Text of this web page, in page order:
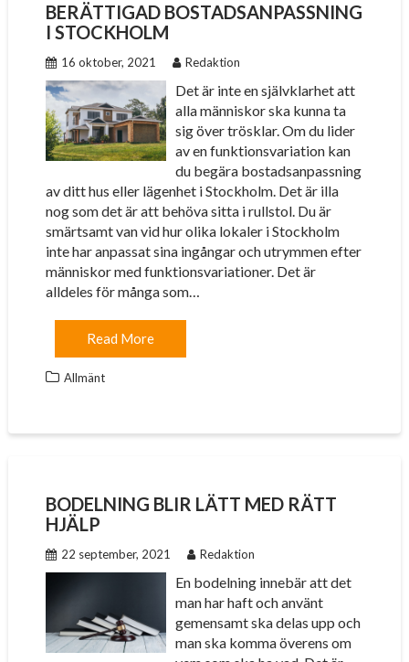
BERÄTTIGAD BOSTADSANPASSNING
I STOCKHOLM
16 oktober, 2021 Redaktion
Det är inte en självklarhet att
alla människor ska kunna ta
sig över trösklar. Om du lider
av en funktionsvariation kan
du begära bostadsanpassning
av ditt hus eller lägenhet i Stockholm. Det är illa
nog som det är att behöva sitta i rullstol. Du är
smärtsamt van vid hur olika lokaler i Stockholm
inte har anpassat sina ingångar och utrymmen efter
människor med funktionsvariationer. Det är
alldeles för många som…
Read More
Allmänt
BODELNING BLIR LÄTT MED RÄTT
HJÄLP
22 september, 2021 Redaktion
En bodelning innebär att det
man har haft och använt
gemensamt ska delas upp och
man ska komma överens om